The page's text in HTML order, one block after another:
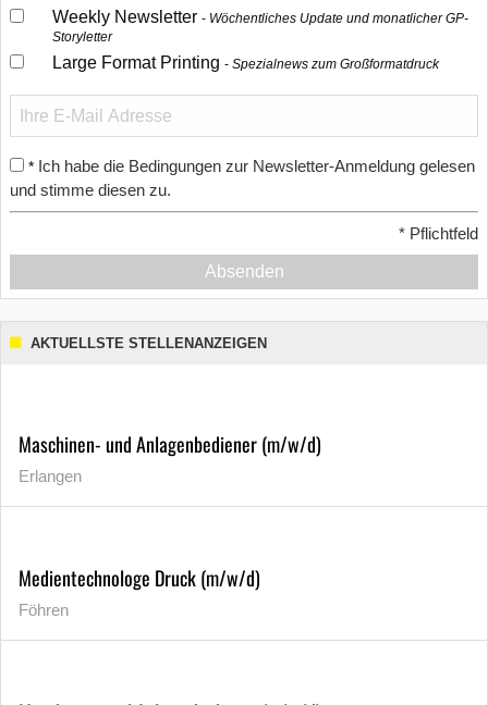
Weekly Newsletter
Wöchentliches Update und monatlicher GP-
Storyletter
Large Format Printing Spezialnews zum Großformatdruck
* Ich habe die Bedingungen zur Newsletter-Anmeldung gelesen
und stimme diesen zu.
* Pflichtfeld
Absenden
AKTUELLSTE STELLENANZEIGEN
Maschinen- und Anlagenbediener (m/w/d)
Erlangen
Medientechnologe Druck (m/w/d)
Föhren